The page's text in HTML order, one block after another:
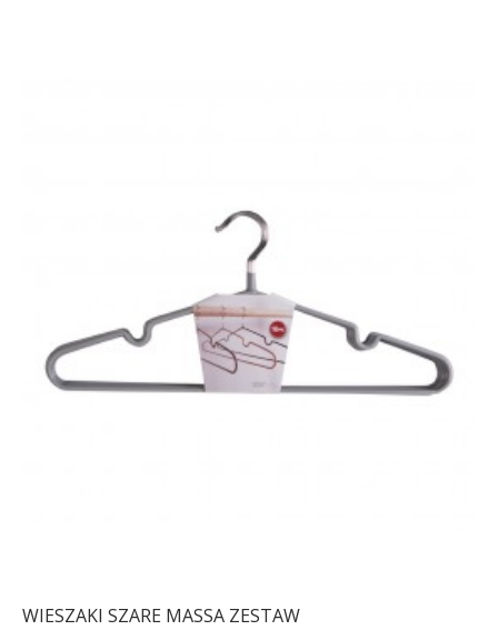
WIESZAKI SZARE MASSA ZESTAW